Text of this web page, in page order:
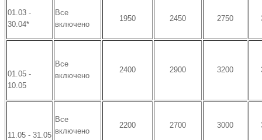
01.03 -
30.04*
Все
включено
1950 2450 2750
01.05 -
10.05
Все
включено
2400 2900 3200
11.05 - 31.05
Все
включено
2200 2700 3000